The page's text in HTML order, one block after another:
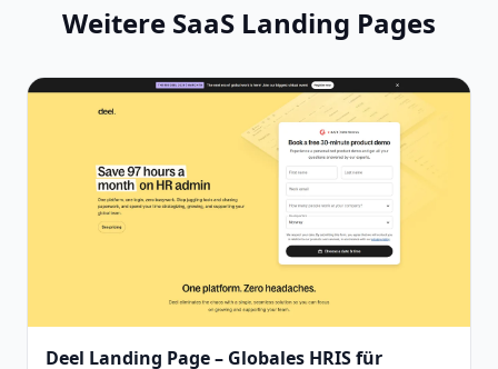
Weitere SaaS Landing Pages
Deel Landing Page – Globales HRIS für